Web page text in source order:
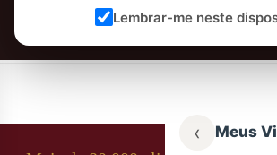
Lembrar-me neste
Cedro-do-Noval-20101140×402
‹ Meus